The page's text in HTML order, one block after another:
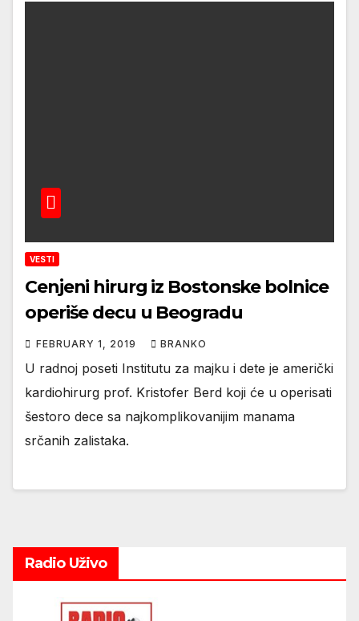
VESTI
Cenjeni hirurg iz Bostonske bolnice
operiše decu u Beogradu
FEBRUARY 1, 2019 BRANKO
U radnoj poseti Institutu za majku i dete je američki
kardiohirurg prof. Kristofer Berd koji će u operisati
šestoro dece sa najkomplikovanijim manama
srčanih zalistaka.
Radio Uživo